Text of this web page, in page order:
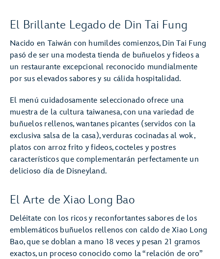
El Brillante Legado de Din Tai Fung
Nacido en Taiwán con humildes comienzos, Din Tai Fung
pasó de ser una modesta tienda de buñuelos y fideos a
un restaurante excepcional reconocido mundialmente
por sus elevados sabores y su cálida hospitalidad.
El menú cuidadosamente seleccionado ofrece una
muestra de la cultura taiwanesa, con una variedad de
buñuelos rellenos, wantanes picantes (servidos con la
exclusiva salsa de la casa), verduras cocinadas al wok,
platos con arroz frito y fideos, cocteles y postres
característicos que complementarán perfectamente un
delicioso día de Disneyland.
El Arte de Xiao Long Bao
Deléitate con los ricos y reconfortantes sabores de los
emblemáticos buñuelos rellenos con caldo de Xiao Long
Bao, que se doblan a mano 18 veces y pesan 21 gramos
exactos, un proceso conocido como la “relación de oro”